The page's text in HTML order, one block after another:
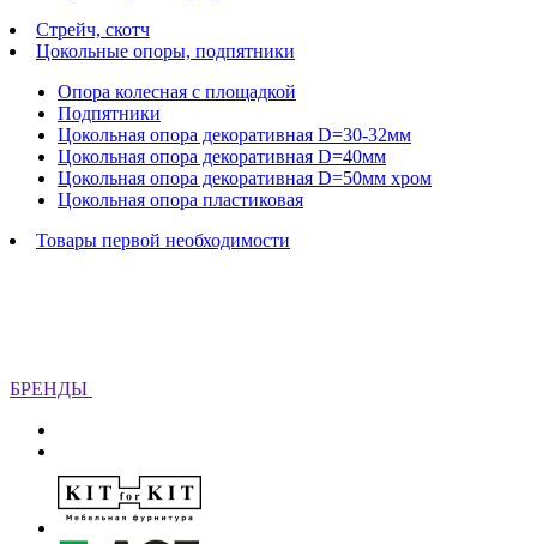
Стрейч, скотч
Цокольные опоры, подпятники
Опора колесная с площадкой
Подпятники
Цокольная опора декоративная D=30-32мм
Цокольная опора декоративная D=40мм
Цокольная опора декоративная D=50мм хром
Цокольная опора пластиковая
Товары первой необходимости
БРЕНДЫ